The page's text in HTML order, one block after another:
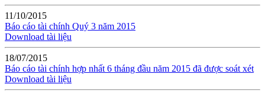
11/10/2015
Báo cáo tài chính Quý 3 năm 2015
Download tài liệu
18/07/2015
Báo cáo tài chính hợp nhất 6 tháng đầu năm 2015 đã được soát xét
Download tài liệu